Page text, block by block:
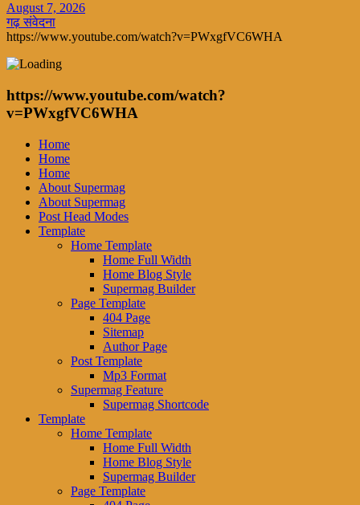
August 7, 2026
गढ़ संवेदना
https://www.youtube.com/watch?v=PWxgfVC6WHA
https://www.youtube.com/watch?
v=PWxgfVC6WHA
Home
Home
Home
About Supermag
About Supermag
Post Head Modes
Template
Home Template
Home Full Width
Home Blog Style
Supermag Builder
Page Template
404 Page
Sitemap
Author Page
Post Template
Mp3 Format
Supermag Feature
Supermag Shortcode
Template
Home Template
Home Full Width
Home Blog Style
Supermag Builder
Page Template